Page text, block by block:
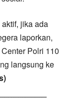
jika ada
laporkan,
Polri 110
langsung ke